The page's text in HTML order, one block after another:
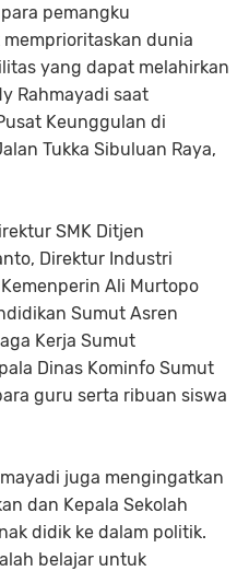
pemangku
dunia
yang dapat melahirkan
Rahmayadi saat
Keunggulan di
Tukka Sibuluan Raya,
SMK Ditjen
Direktur Industri
Ali Murtopo
Sumut Asren
Kerja Sumut
Dinas Kominfo Sumut
guru serta ribuan siswa
juga mengingatkan
dan Kepala Sekolah
didik ke dalam politik.
belajar untuk